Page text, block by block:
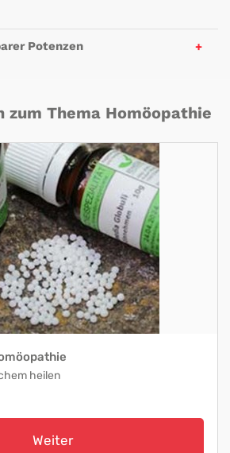
Potenzen
zum Thema Homöopathie
heilen
Weiter